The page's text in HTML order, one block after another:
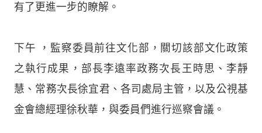
有了更進一步的瞭解。
下午 ，監察委員前往文化部，關切該部文化政策
之執行成果，部長李遠率政務次長王時思、李靜
慧、常務次長徐宜君、各司處局主管，以及公視基
金會總經理徐秋華，與委員們進行巡察會議。